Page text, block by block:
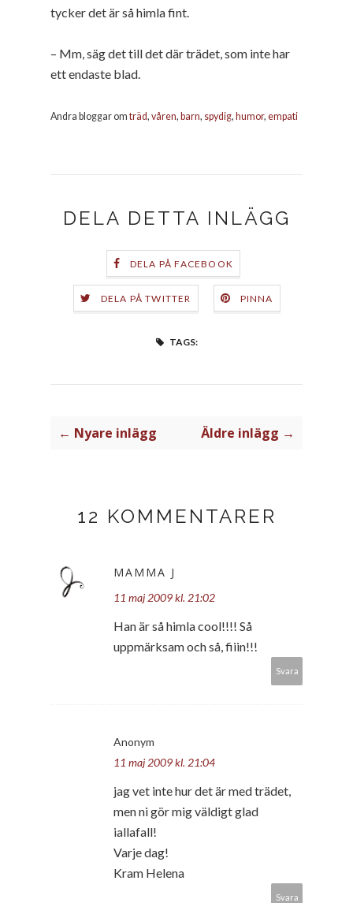
tycker det är så himla fint.
– Mm, säg det till det där trädet, som inte har
ett endaste blad.
Andra bloggar om träd, våren, barn, spydig, humor, empati
DELA DETTA INLÄGG
DELA PÅ FACEBOOK
DELA PÅ TWITTER PINNA
TAGS:
← Nyare inlägg Äldre inlägg →
12 KOMMENTARER
MAMMA J
11 maj 2009 kl. 21:02
Han är så himla cool!!!! Så
uppmärksam och så, fiiin!!!
Svara
Anonym
11 maj 2009 kl. 21:04
jag vet inte hur det är med trädet,
men ni gör mig väldigt glad
iallafall!
Varje dag!
Kram Helena
Svara